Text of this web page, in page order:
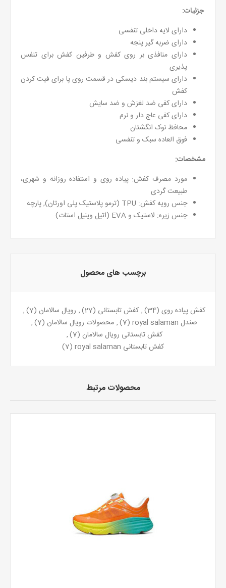
جزئیات:
دارای لایه داخلی تنفسی
دارای ضربه گیر پنجه
دارای منافذی بر روی کفش و طرفین کفش برای تنفس
پذیری
دارای سیستم بند دیسکی در قسمت روی پا برای فیت کردن
کفش
دارای کفی ضد لغزش و ضد سایش
دارای کفی عاج دار و نرم
محافظ نوک انگشتان
فوق العاده سبک و تنفسی
مشخصات:
مورد مصرف کفش: پیاده روی و استفاده روزانه و شهری،
طبیعت گردی
جنس رویه کفش: TPU (ترمو پلاستیک پلی اورتان), پارچه
جنس زیره: لاستیک و EVA (اتیل وینیل استات)
برچسب های محصول
کفش پیاده روی (34)
, کفش تابستانی (27)
, رویال سالامان (7)
,
صندل royal salaman
(7)
, محصولات رویال سالامان (7)
,
کفش تابستانی رویال سالامان (7)
,
کفش تابستانی royal salaman
(7)
محصولات مرتبط